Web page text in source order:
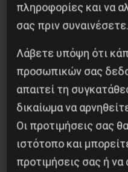
Διδάκτορας
Αλέξανδρος
16 Ιουλίου 2021
πληροφορίες και να
σας πριν συναινέσετε.
Λάβετε υπόψη ότι
προσωπικών σας
απαιτεί τη
δικαίωμα να
Οι προτιμήσεις σας
ιστότοπο και
προτιμήσεις σας ή